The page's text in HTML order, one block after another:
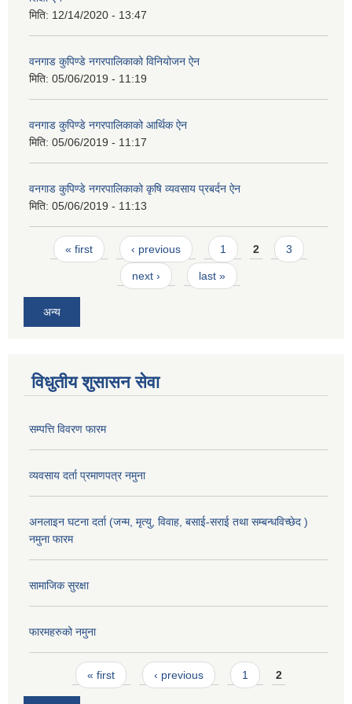
मिति: 12/14/2020 - 13:47
वनगाड कुपिण्डे नगरपालिकाको विनियोजन ऐन
मिति: 05/06/2019 - 11:19
वनगाड कुपिण्डे नगरपालिकाको आर्थिक ऐन
मिति: 05/06/2019 - 11:17
वनगाड कुपिण्डे नगरपालिकाको कृषि व्यवसाय प्रबर्दन ऐन
मिति: 05/06/2019 - 11:13
Pages
« first ‹ previous 1 2 3
next › last »
अन्य
विधुतीय शुसासन सेवा
सम्पत्ति विवरण फारम
व्यवसाय दर्ता प्रमाणपत्र नमुना
अनलाइन घटना दर्ता (जन्म, मृत्यु, विवाह, बसाई-सराई तथा सम्बन्धविच्छेद )
नमुना फारम
सामाजिक सुरक्षा
फारमहरुको नमुना
Pages« first ‹ previous 1 2